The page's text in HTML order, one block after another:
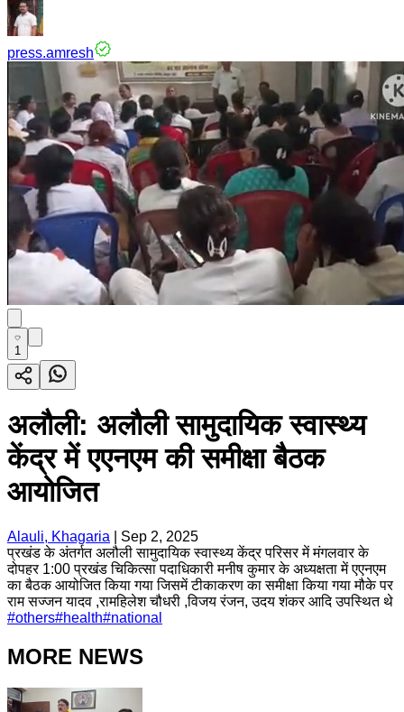
press.amresh
1
अलौली: अलौली सामुदायिक स्वास्थ्य
केंद्र में एएनएम की समीक्षा बैठक
आयोजित
Alauli, Khagaria
Sep 2, 2025
प्रखंड के अंतर्गत अलौली सामुदायिक स्वास्थ्य केंद्र परिसर में मंगलवार के
दोपहर 1:00 प्रखंड चिकित्सा पदाधिकारी मनीष कुमार के अध्यक्षता में एएनएम
का बैठक आयोजित किया गया जिसमें टीकाकरण का समीक्षा किया गया मौके पर
राम सज्जन यादव ,रामहिलेश चौधरी ,विजय रंजन, उदय शंकर आदि उपस्थित थे
#others#health#national
MORE NEWS